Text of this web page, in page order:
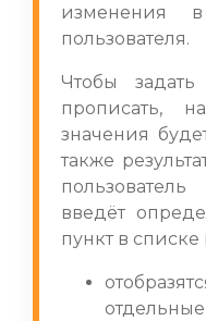
изменения
пользователя.
Чтобы
прописать,
значения
также
введёт
пункт в списке